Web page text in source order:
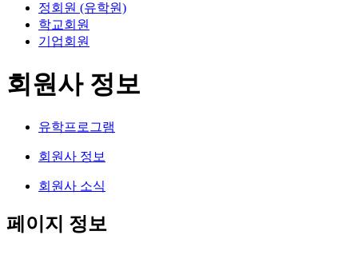
정회원 (유학원)
학교회원
기업회원
회원사 정보
유학프로그램
회원사 정보
회원사 소식
페이지 정보